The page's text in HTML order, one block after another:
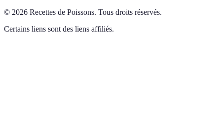
© 2026 Recettes de Poissons. Tous droits réservés.
Certains liens sont des liens affiliés.